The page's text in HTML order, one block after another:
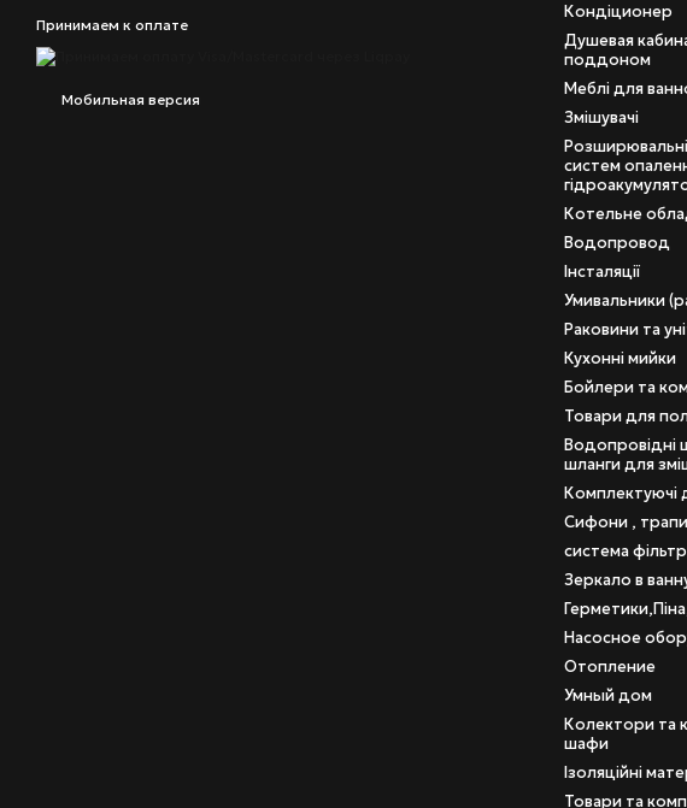
Принимаем к оплате
Мобильная версия
Кондіционер
Душевая
поддоном
Меблі для
Змішувачі
систем
Котельне
Водопровод
Інсталяції
Умивальники
Раковини та
Кухонні мийки
Бойлери та
Товари для
Водопровідні
шланги для
Комплектуючі
Сифони ,
система
Зеркало в
Насосное
Отопление
Умный дом
Колектори та
шафи
Ізоляційні
Товари та